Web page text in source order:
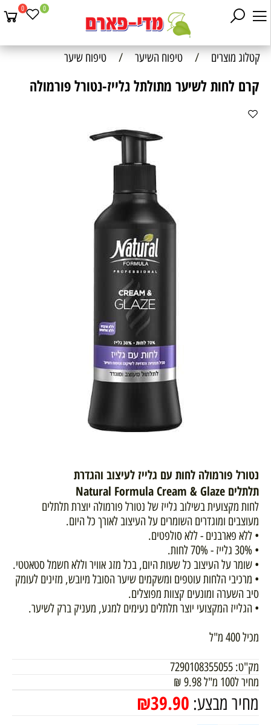
0 0
קטלוג מוצרים / טיפוח השיער / טיפוח שיער
קרם לחות לשיער מתולתל גלייז-נטורל פורמולה
נטורל פורמולה לחות עם גלייז לעיצוב והגדרת
תלתלים
לחות מקצועית בשילוב גלייז של נטורל פורמולה יוצרת תלתלים
מעוצבים ומוגדרים השומרים על העיצוב לאורך כל היום.
• ללא פארבנים - ללא סולפטים.
• 30% גלייז - 70% לחות.
• שומר על העיצוב כל שעות היום, בכל מזג אוויר וללא חשמל סטאטטי.
• מרכיבי הלחות עוטפים ומשקמים שיער הסובל מיובש, מזינים לעומק
סיב השערה ומונעים קצוות מפוצלים.
• הגלייז המקצועי יוצר תלתלים נעימים למגע, מעניק ברק לשיער.
מכיל 400 מ"ל
מק"ט: 7290108355055
מחיר ל100 מ"ל
9.98
₪
מחיר מבצע: ₪39.90